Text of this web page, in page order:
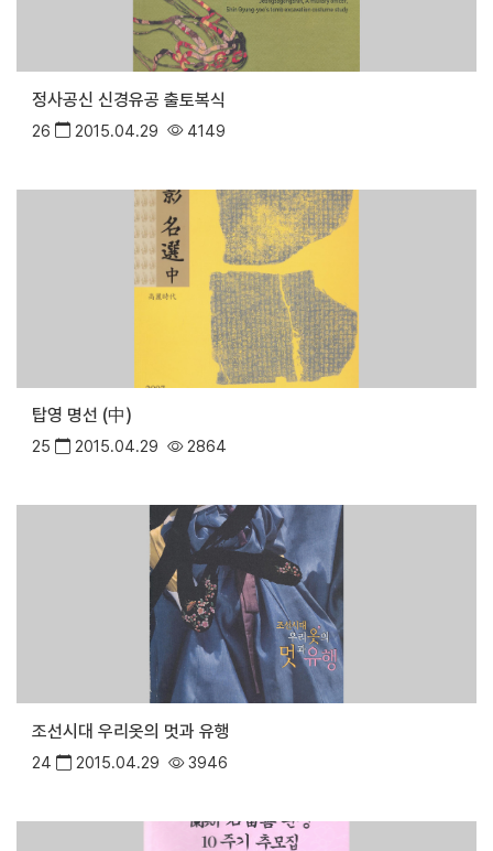
정사공신 신경유공 출토복식
26 2015.04.29 4149
탑영 명선 (中)
25 2015.04.29 2864
조선시대 우리옷의 멋과 유행
24 2015.04.29 3946